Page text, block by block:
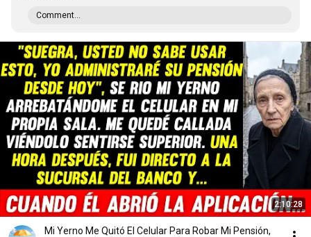
Comment...
2:10:28
Mi Yerno Me Quitó El Celular Para Robar Mi Pensión,